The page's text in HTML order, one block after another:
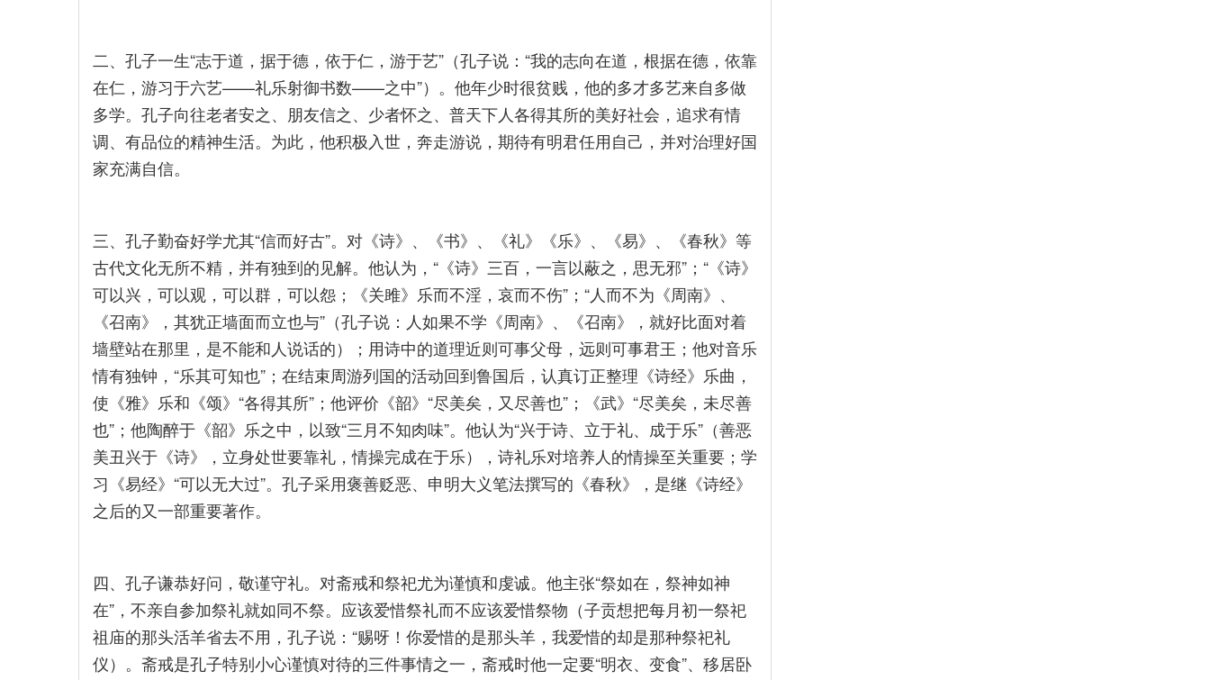
二、孔子一生“志于道，据于德，依于仁，游于艺”（孔子说：“我的志向在道，根据在德，依靠
在仁，游习于六艺——礼乐射御书数——之中”）。他年少时很贫贱，他的多才多艺来自多做
多学。孔子向往老者安之、朋友信之、少者怀之、普天下人各得其所的美好社会，追求有情
调、有品位的精神生活。为此，他积极入世，奔走游说，期待有明君任用自己，并对治理好国
家充满自信。
三、孔子勤奋好学尤其“信而好古”。对《诗》、《书》、《礼》《乐》、《易》、《春秋》等
古代文化无所不精，并有独到的见解。他认为，“《诗》三百，一言以蔽之，思无邪”；“《诗》
可以兴，可以观，可以群，可以怨；《关雎》乐而不淫，哀而不伤”；“人而不为《周南》、
《召南》，其犹正墙面而立也与”（孔子说：人如果不学《周南》、《召南》，就好比面对着
墙壁站在那里，是不能和人说话的）；用诗中的道理近则可事父母，远则可事君王；他对音乐
情有独钟，“乐其可知也”；在结束周游列国的活动回到鲁国后，认真订正整理《诗经》乐曲，
使《雅》乐和《颂》“各得其所”；他评价《韶》“尽美矣，又尽善也”；《武》“尽美矣，未尽善
也”；他陶醉于《韶》乐之中，以致“三月不知肉味”。他认为“兴于诗、立于礼、成于乐”（善恶
美丑兴于《诗》，立身处世要靠礼，情操完成在于乐），诗礼乐对培养人的情操至关重要；学
习《易经》“可以无大过”。孔子采用褒善贬恶、申明大义笔法撰写的《春秋》，是继《诗经》
之后的又一部重要著作。
四、孔子谦恭好问，敬谨守礼。对斋戒和祭祀尤为谨慎和虔诚。他主张“祭如在，祭神如神
在”，不亲自参加祭礼就如同不祭。应该爱惜祭礼而不应该爱惜祭物（子贡想把每月初一祭祀
祖庙的那头活羊省去不用，孔子说：“赐呀！你爱惜的是那头羊，我爱惜的却是那种祭祀礼
仪）。斋戒是孔子特别小心谨慎对待的三件事情之一，斋戒时他一定要“明衣、变食”、移居卧